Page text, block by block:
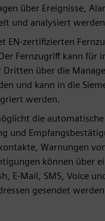
über Ereignisse,
und analysiert werden
EN-zertifizierten
Fernzugriff kann für
Dritten über die
und kann in die
werden.
die
und
Warnungen
können über
E-Mail, SMS, Voice
gesendet werden